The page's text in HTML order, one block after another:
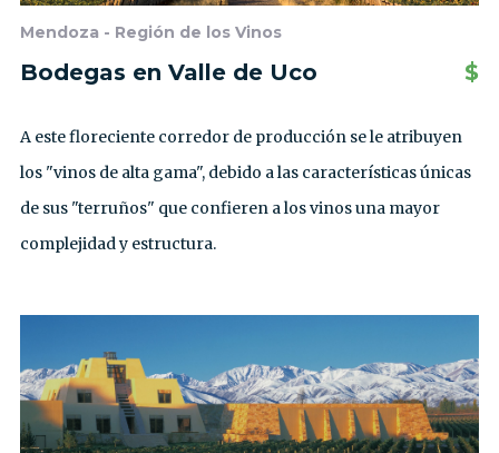
Mendoza - Región de los Vinos
Bodegas en Valle de Uco $
A este floreciente corredor de producción se le atribuyen
los "vinos de alta gama", debido a las características únicas
de sus "terruños" que confieren a los vinos una mayor
complejidad y estructura.